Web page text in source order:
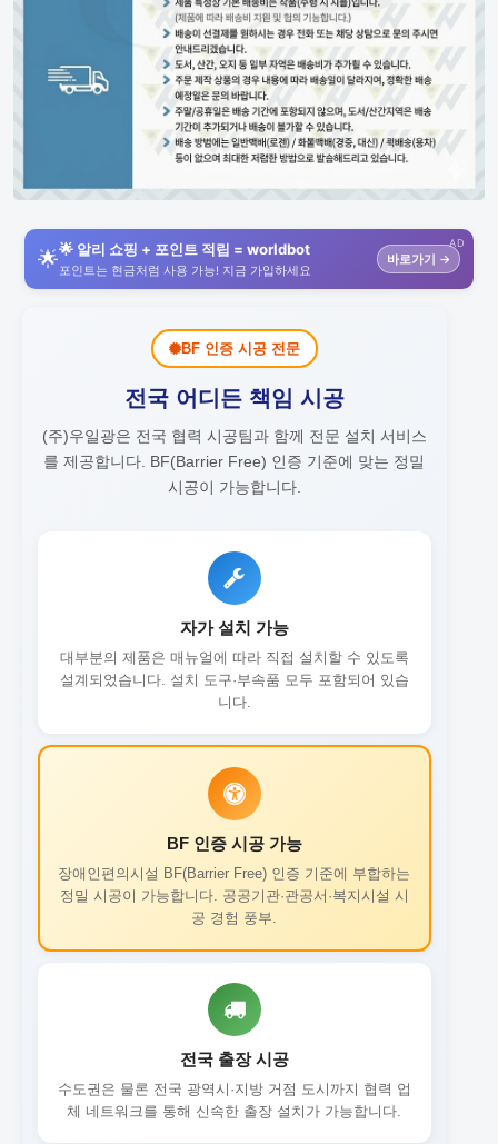
AD
🌟🌟 알리 쇼핑 + 포인트 적립 = worldbot
포인트는 현금처럼 사용 가능! 지금 가입하세요
바로가기 →
BF 인증 시공 전문
전국 어디든 책임 시공
(주)우일광은 전국 협력 시공팀과 함께 전문 설치 서비스
를 제공합니다.
BF(Barrier Free) 인증 기준에 맞는 정밀
시공이 가능합니다.
자가 설치 가능
대부분의 제품은 매뉴얼에 따라 직접 설치할 수 있도록
설계되었습니다. 설치 도구·부속품 모두 포함되어 있습
니다.
BF 인증 시공 가능
장애인편의시설 BF(Barrier Free) 인증 기준에 부합하는
정밀 시공이 가능합니다. 공공기관·관공서·복지시설 시
공 경험 풍부.
전국 출장 시공
수도권은 물론 전국 광역시·지방 거점 도시까지 협력 업
체 네트워크를 통해 신속한 출장 설치가 가능합니다.